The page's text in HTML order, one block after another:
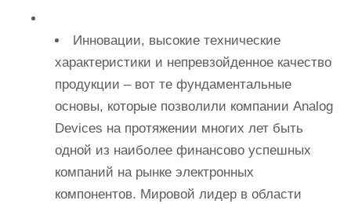
Инновации, высокие технические
характеристики и непревзойденное качество
продукции – вот те фундаментальные
основы, которые позволили компании Analog
Devices на протяжении многих лет быть
одной из наиболее финансово успешных
компаний на рынке электронных
компонентов. Мировой лидер в области